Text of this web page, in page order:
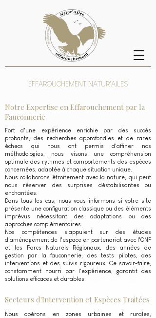
EFFAROUCHEMENT NATUR'AILES
Notre Expertise en Effarouchement par la
Fauconnerie
Fort d'une expérience enrichie par des succès
probants, des recherches approfondies et de rares
échecs qui nous ont permis d'affiner nos
méthodologies, nous visons une compréhension
optimale des rythmes et comportements des espèces
concernées, adaptée à chaque situation unique.
Nous collaborons étroitement avec la nature, qui peut
nous réserver des surprises déstabilisantes ou
enchantées.
Dans tous les cas, nous vous informons si votre site
présente une configuration classique ou des éléments
imprévus nécessitant des adaptations ou des
approches complémentaires.
Nos compétences s'appuient sur des études
d'aménagement de l'espace en partenariat avec l'ONF
et les Parcs Naturels Régionaux, des années de
gestion par la fauconnerie, des tests pilotes, des
interventions et des suivis rigoureux. Ce savoir-faire,
constamment nourri par l'expérience, garantit des
solutions efficaces et durables.
Secteurs d'Intervention et Espèces Traitées
Nous opérons en zones urbaines et rurales,